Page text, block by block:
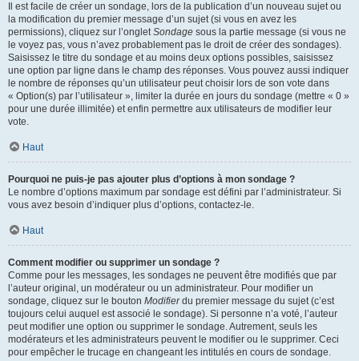
Il est facile de créer un sondage, lors de la publication d’un nouveau sujet ou
la modification du premier message d’un sujet (si vous en avez les
permissions), cliquez sur l’ongletSondage sous la partie message (si vous ne
le voyez pas, vous n’avez probablement pas le droit de créer des sondages).
Saisissez le titre du sondage et au moins deux options possibles, saisissez
une option par ligne dans le champ des réponses. Vous pouvez aussi indiquer
le nombre de réponses qu’un utilisateur peut choisir lors de son vote dans
« Option(s) par l’utilisateur », limiter la durée en jours du sondage (mettre « 0 »
pour une durée illimitée) et enfin permettre aux utilisateurs de modifier leur
vote.
Haut
Pourquoi ne puis-je pas ajouter plus d’options à mon sondage ?
Le nombre d’options maximum par sondage est défini par l’administrateur. Si
vous avez besoin d’indiquer plus d’options, contactez-le.
Haut
Comment modifier ou supprimer un sondage ?
Comme pour les messages, les sondages ne peuvent être modifiés que par
l’auteur original, un modérateur ou un administrateur. Pour modifier un
sondage, cliquez sur le bouton Modifierdu premier message du sujet (c’est
toujours celui auquel est associé le sondage). Si personne n’a voté, l’auteur
peut modifier une option ou supprimer le sondage. Autrement, seuls les
modérateurs et les administrateurs peuvent le modifier ou le supprimer. Ceci
pour empêcher le trucage en changeant les intitulés en cours de sondage.